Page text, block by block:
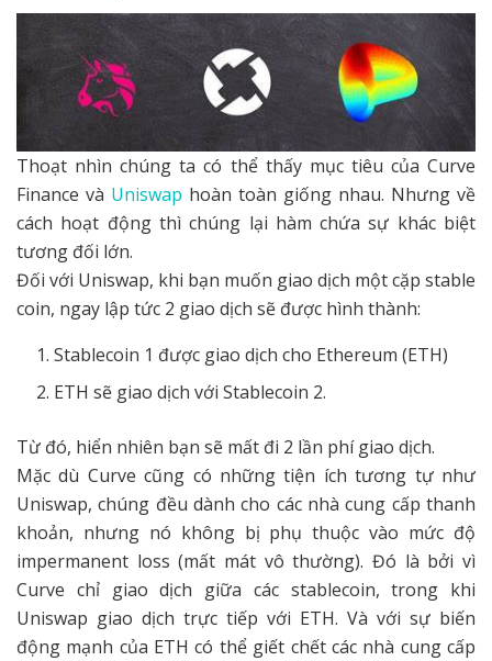
Thoạt nhìn chúng ta có thể thấy mục tiêu của Curve
Finance và Uniswap hoàn toàn giống nhau. Nhưng về
cách hoạt động thì chúng lại hàm chứa sự khác biệt
tương đối lớn.
Đối với Uniswap, khi bạn muốn giao dịch một cặp stable
coin, ngay lập tức 2 giao dịch sẽ được hình thành:
Stablecoin 1 được giao dịch cho Ethereum (ETH)
ETH sẽ giao dịch với Stablecoin 2.
Từ đó, hiển nhiên bạn sẽ mất đi 2 lần phí giao dịch.
Mặc dù Curve cũng có những tiện ích tương tự như
Uniswap, chúng đều dành cho các nhà cung cấp thanh
khoản, nhưng nó không bị phụ thuộc vào mức độ
impermanent loss (mất mát vô thường). Đó là bởi vì
Curve chỉ giao dịch giữa các stablecoin, trong khi
Uniswap giao dịch trực tiếp với ETH. Và với sự biến
động mạnh của ETH có thể giết chết các nhà cung cấp